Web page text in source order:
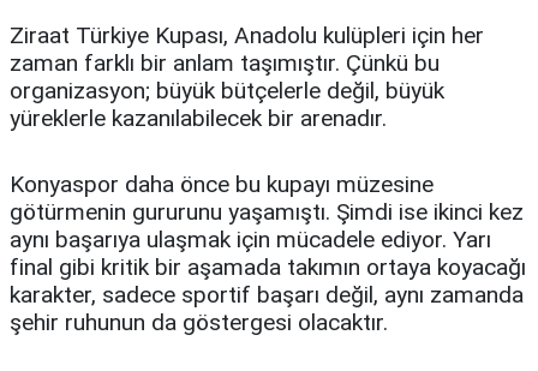
Ziraat Türkiye Kupası, Anadolu kulüpleri için her
zaman farklı bir anlam taşımıştır. Çünkü bu
organizasyon; büyük bütçelerle değil, büyük
yüreklerle kazanılabilecek bir arenadır.
Konyaspor daha önce bu kupayı müzesine
götürmenin gururunu yaşamıştı. Şimdi ise ikinci kez
aynı başarıya ulaşmak için mücadele ediyor. Yarı
final gibi kritik bir aşamada takımın ortaya koyacağı
karakter, sadece sportif başarı değil, aynı zamanda
şehir ruhunun da göstergesi olacaktır.